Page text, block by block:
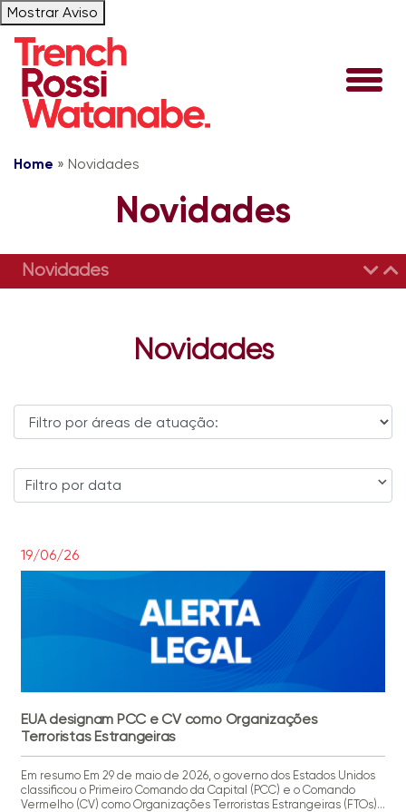
Mostrar Aviso
Home » Novidades
Novidades
Novidades
Novidades
Filtro por data
19/06/26
EUA designam PCC e CV como Organizações
Terroristas Estrangeiras
Em resumo Em 29 de maio de 2026, o governo dos Estados Unidos
classificou o Primeiro Comando da Capital (PCC) e o Comando
Vermelho (CV) como Organizações Terroristas Estrangeiras (FTOs)